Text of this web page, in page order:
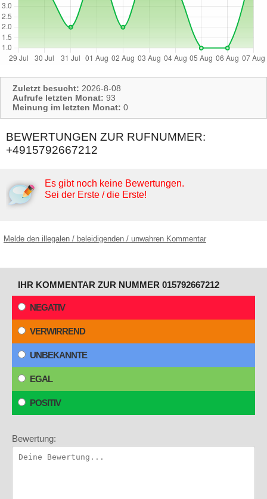
Zuletzt besucht: 2026-8-08
Aufrufe letzten Monat: 93
Meinung im letzten Monat: 0
BEWERTUNGEN ZUR RUFNUMMER:
+4915792667212
Es gibt noch keine Bewertungen.
Sei der Erste / die Erste!
Melde den illegalen / beleidigenden / unwahren Kommentar
IHR KOMMENTAR ZUR NUMMER 015792667212
NEGATIV
VERWIRREND
UNBEKANNTE
EGAL
POSITIV
Bewertung: